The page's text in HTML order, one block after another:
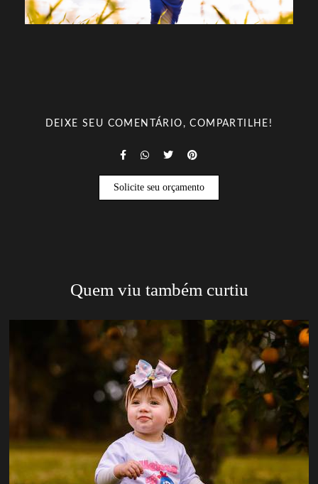
DEIXE SEU COMENTÁRIO, COMPARTILHE!
Solicite seu orçamento
Quem viu também curtiu